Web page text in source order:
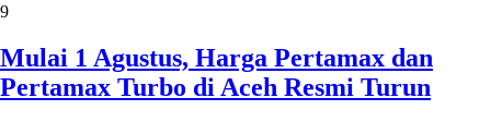
9
Mulai 1 Agustus, Harga Pertamax dan
Pertamax Turbo di Aceh Resmi Turun